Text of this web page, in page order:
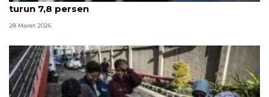
turun 7,8 persen
28 Maret 2026